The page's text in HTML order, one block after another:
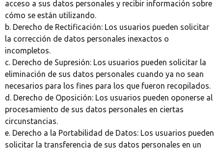
acceso a sus datos personales y recibir información sobre
cómo se están utilizando.
b. Derecho de Rectificación: Los usuarios pueden solicitar
la corrección de datos personales inexactos o
incompletos.
c. Derecho de Supresión: Los usuarios pueden solicitar la
eliminación de sus datos personales cuando ya no sean
necesarios para los fines para los que fueron recopilados.
d. Derecho de Oposición: Los usuarios pueden oponerse al
procesamiento de sus datos personales en ciertas
circunstancias.
e. Derecho a la Portabilidad de Datos: Los usuarios pueden
solicitar la transferencia de sus datos personales en un